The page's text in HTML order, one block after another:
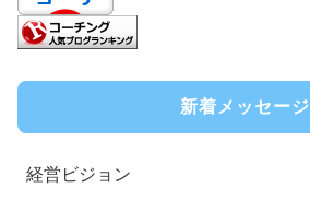
新着メッセージ
経営ビジョン